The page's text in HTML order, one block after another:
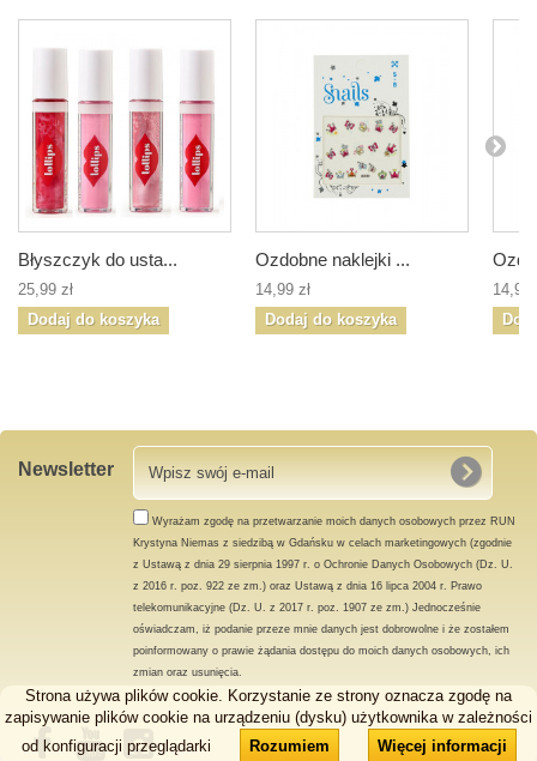
Strona używa plików cookie. Korzystanie ze strony oznacza zgodę na
zapisywanie plików cookie na urządzeniu (dysku) użytkownika w zależności
od konfiguracji przeglądarki
Rozumiem Więcej informacji
Błyszczyk do usta...
25,99 zł
Dodaj do koszyka
Ozdobne naklejki ...
14,99 zł
Dodaj do koszyka
14,99
Newsletter
Wyrażam zgodę na przetwarzanie moich danych osobowych przez RUN
Krystyna Niemas z siedzibą w Gdańsku w celach marketingowych (zgodnie
z Ustawą z dnia 29 sierpnia 1997 r. o Ochronie Danych Osobowych (Dz. U.
z 2016 r. poz. 922 ze zm.) oraz Ustawą z dnia 16 lipca 2004 r. Prawo
telekomunikacyjne (Dz. U. z 2017 r. poz. 1907 ze zm.) Jednocześnie
oświadczam, iż podanie przeze mnie danych jest dobrowolne i że zostałem
poinformowany o prawie żądania dostępu do moich danych osobowych, ich
zmian oraz usunięcia.